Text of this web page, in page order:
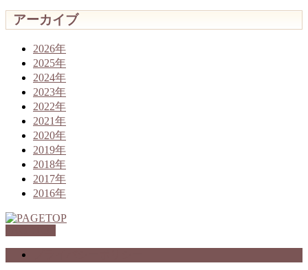
アーカイブ
2026年
2025年
2024年
2023年
2022年
2021年
2020年
2019年
2018年
2017年
2016年